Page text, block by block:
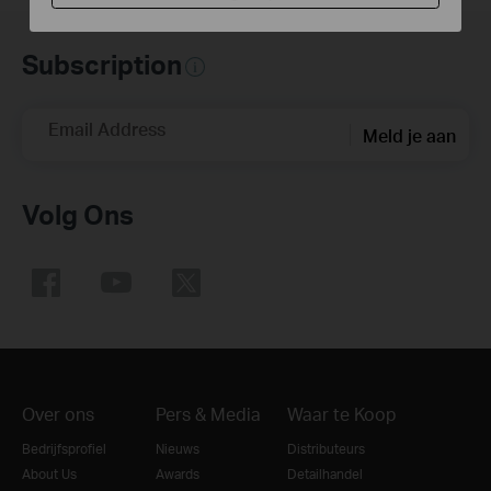
Subscription
Email Address Meld je aan
Volg Ons
Over ons
Bedrijfsprofiel
About Us
Pers & Media
Nieuws
Awards
Waar te Koop
Distributeurs
Detailhandel